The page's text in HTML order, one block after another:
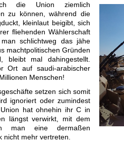
die Union ziemlich
zu können, während die
kleinlaut beigibt, sich
fliehenden Wählerschaft
schlichtweg das jähe
machtpolitischen Gründen
bleibt mal dahingestellt.
Ort auf saudi-arabischer
Menschen!
setzen sich somit
ignoriert oder zumindest
hat ohnehin ihr C in
längst verwirkt, mit dem
man eine dermaßen
nicht mehr vertreten.